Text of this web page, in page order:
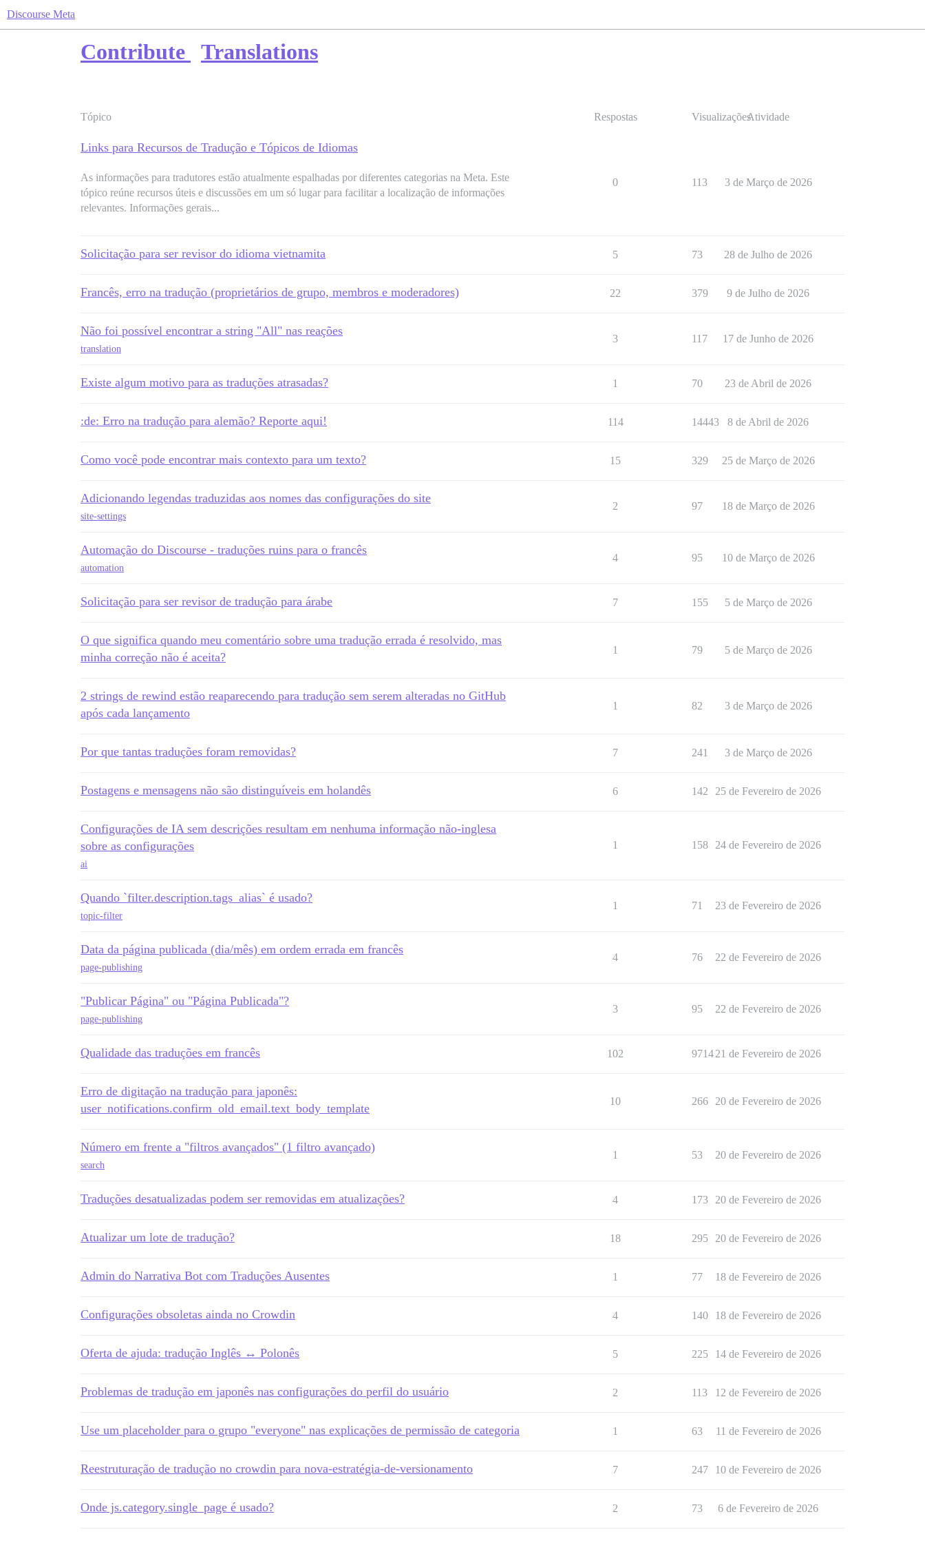
Discourse Meta
Contribute Translations
Tópico Respostas VisualizaçõesAtividade
Links para Recursos de Tradução e Tópicos de Idiomas
As informações para tradutores estão atualmente espalhadas por diferentes categorias na Meta. Este
tópico reúne recursos úteis e discussões em um só lugar para facilitar a localização de informações
relevantes. Informações gerais...
0 113 3 de Março de 2026
Solicitação para ser revisor do idioma vietnamita 5 73 28 de Julho de 2026
Francês, erro na tradução (proprietários de grupo, membros e moderadores) 22 379 9 de Julho de 2026
Não foi possível encontrar a string "All" nas reações
translation
3 117 17 de Junho de 2026
Existe algum motivo para as traduções atrasadas? 1 70 23 de Abril de 2026
:de: Erro na tradução para alemão? Reporte aqui! 114 14443 8 de Abril de 2026
Como você pode encontrar mais contexto para um texto? 15 329 25 de Março de 2026
Adicionando legendas traduzidas aos nomes das configurações do site
site-settings
2 97 18 de Março de 2026
Automação do Discourse - traduções ruins para o francês
automation
4 95 10 de Março de 2026
Solicitação para ser revisor de tradução para árabe 7 155 5 de Março de 2026
O que significa quando meu comentário sobre uma tradução errada é resolvido, mas
minha correção não é aceita?
1 79 5 de Março de 2026
2 strings de rewind estão reaparecendo para tradução sem serem alteradas no GitHub
após cada lançamento
1 82 3 de Março de 2026
Por que tantas traduções foram removidas? 7 241 3 de Março de 2026
Postagens e mensagens não são distinguíveis em holandês 6 142 25 de Fevereiro de 2026
Configurações de IA sem descrições resultam em nenhuma informação não-inglesa
sobre as configurações
ai
1 158 24 de Fevereiro de 2026
Quando `filter.description.tags_alias` é usado?
topic-filter
1 71 23 de Fevereiro de 2026
Data da página publicada (dia/mês) em ordem errada em francês
page-publishing
4 76 22 de Fevereiro de 2026
"Publicar Página" ou "Página Publicada"?
page-publishing
3 95 22 de Fevereiro de 2026
Qualidade das traduções em francês 102 971421 de Fevereiro de 2026
Erro de digitação na tradução para japonês:
user_notifications.confirm_old_email.text_body_template
10 266 20 de Fevereiro de 2026
Número em frente a "filtros avançados" (1 filtro avançado)
search
1 53 20 de Fevereiro de 2026
Traduções desatualizadas podem ser removidas em atualizações? 4 173 20 de Fevereiro de 2026
Atualizar um lote de tradução? 18 295 20 de Fevereiro de 2026
Admin do Narrativa Bot com Traduções Ausentes 1 77 18 de Fevereiro de 2026
Configurações obsoletas ainda no Crowdin 4 140 18 de Fevereiro de 2026
Oferta de ajuda: tradução Inglês ↔ Polonês 5 225 14 de Fevereiro de 2026
Problemas de tradução em japonês nas configurações do perfil do usuário 2 113 12 de Fevereiro de 2026
Use um placeholder para o grupo "everyone" nas explicações de permissão de categoria 1 63 11 de Fevereiro de 2026
Reestruturação de tradução no crowdin para nova-estratégia-de-versionamento 7 247 10 de Fevereiro de 2026
Onde js.category.single_page é usado? 2 73 6 de Fevereiro de 2026